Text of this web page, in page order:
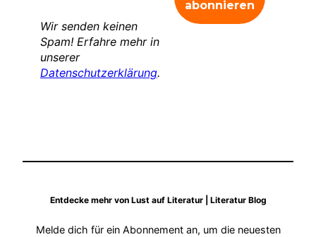
Wir senden keinen
Spam! Erfahre mehr in
unserer
Datenschutzerklärung.
Entdecke mehr von Lust auf Literatur | Literatur Blog
Melde dich für ein Abonnement an, um die neuesten